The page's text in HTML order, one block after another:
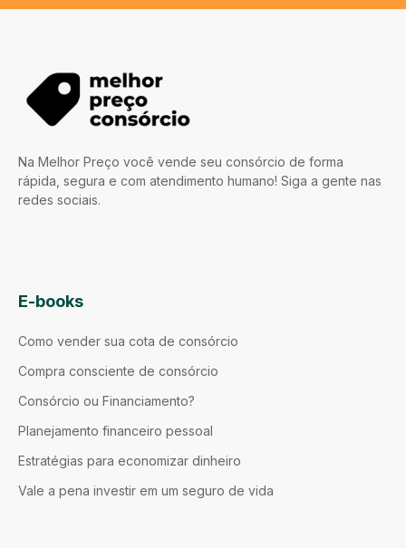
Na Melhor Preço você vende seu consórcio de forma
rápida, segura e com atendimento humano! Siga a gente nas
redes sociais.
E-books
Como vender sua cota de consórcio
Compra consciente de consórcio
Consórcio ou Financiamento?
Planejamento financeiro pessoal
Estratégias para economizar dinheiro
Vale a pena investir em um seguro de vida